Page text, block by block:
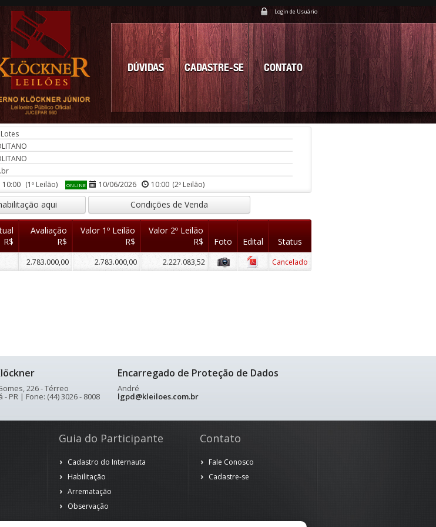
Login de Usuário
CONTATO
CADASTRE-SE
DÚVIDAS
10:00 (1º Leilão) ONLINE 10/06/2026 10:00 (2º Leilão)
aqui Condições de Venda
R$
Avaliação
R$
Valor 1º Leilão
R$
Valor 2º Leilão
R$
Foto Edital Status
2.783.000,00 2.783.000,00 2.227.083,52 Cancelado
226 - Térreo
PR | Fone: (44) 3026 - 8008
Encarregado de Proteção de Dados
André
lgpd@kleiloes.com.br
Guia do Participante
Cadastro do Internauta
Habilitação
Arrematação
Observação
Contato
Fale Conosco
Cadastre-se